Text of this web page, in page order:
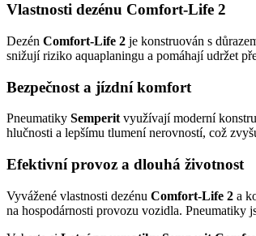
Vlastnosti dezénu Comfort-Life 2
Dezén Comfort-Life 2 je konstruován s
snižují riziko aquaplaningu a pomáhají udržet
Bezpečnost a jízdní komfort
Pneumatiky Semperit využívají moderní
hlučnosti a lepšímu tlumení nerovností, což
Efektivní provoz a dlouhá životnost
Vyvážené vlastnosti dezénu Comfort-Life 2 a
na hospodárnosti provozu vozidla. Pneumatiky